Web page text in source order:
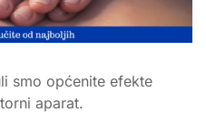
smo općenite efekte
aparat.